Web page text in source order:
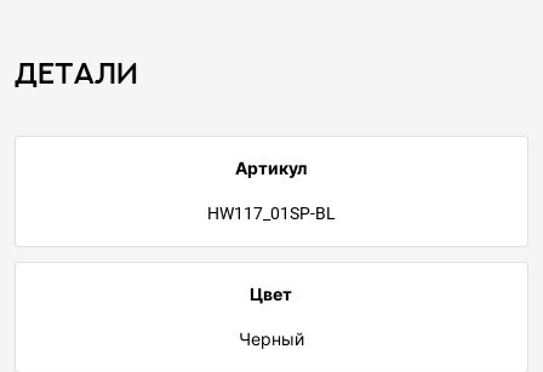
Детали
Артикул
HW117_01SP-BL
Цвет
Черный